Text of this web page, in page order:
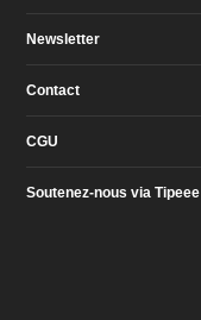
Newsletter
Contact
CGU
Soutenez-nous via Tipeee